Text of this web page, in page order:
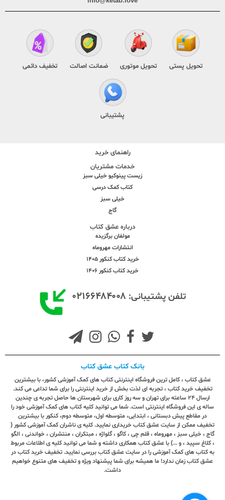
تحویل پستی تحویل موتوری ضمانت اصالت تخفیف دائمی
پشتیبانی
راهنمای خرید
خدمات مشتریان
زیست پینوکیو خیلی سبز
کتاب کمک درسی
خیلی سبز
گاج
درباره عشق کتاب
مولفان برگزیده
انتشارات مهروماه
خرید کتاب کنکور 1405
خرید کتاب کنکور 1406
تلفن پشتیبانی: ۰۲۱۶۶۴۸۴۰۰۸
بانک کتاب عشق کتاب
عشق کتاب ، کامل ترین فروشگاه اینترنتی کتاب های کمک آموزشی کشور، با بیشترین
تخفیف خرید کتاب ، تجربه ای لذت بخش از خرید اینترنتی را برای شما تداعی می کند.
ارسال ٢٤ ساعته برای تهران و سه روز کاری برای شهرستان ها حاصل تجربه ی چندین
ساله ی این فروشگاه اینترنتی است. شما می توانید کلیه کتاب های کمک آموزشی خود را
در مقاطع پیش دبستانی ، ابتدایی، متوسطه اول، متوسطه دوم، کنکور با بیشترین
تخفیف ممکن از سایت عشق کتاب خریداری نمایید. کلیه ی ناشران کمک آموزشی کشور (
گاج ، خیلی سبز ، مهروماه ، قلم چی ، کاگو ، گلواژه ، مبتکران ، منتشران ، خواندنی ، الگو
، کلاغ سپید ، و ...) با عشق کتاب همکاری داشته و شما می توانید کلیه ی اطلاعات مربوط
به کتاب های کمک آموزشی را در سایت عشق کتاب بررسی نمایید. تخفیف خرید کتاب در
عشق کتاب زمان ندارد! ما همیشه برای شما پیشنهاد ویژه و تخفیف های متنوع خواهیم
داشت.